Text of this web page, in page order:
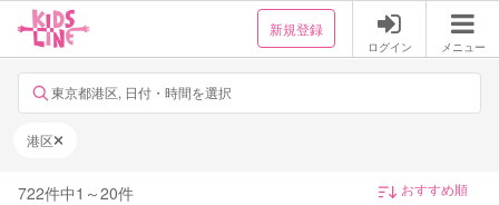
新規登録
ログイン メニュー
東京都港区, 日付・時間を選択
港区
722件中1 ～20件